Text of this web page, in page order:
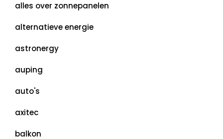
alles over zonnepanelen
alternatieve energie
astronergy
auping
auto's
axitec
balkon